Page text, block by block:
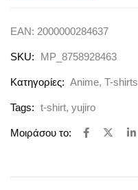
EAN: 2000000284637
SKU: MP_8758928463
Κατηγορίες: Anime, T-shirts
Tags: t-shirt, yujiro
Μοιράσου το: